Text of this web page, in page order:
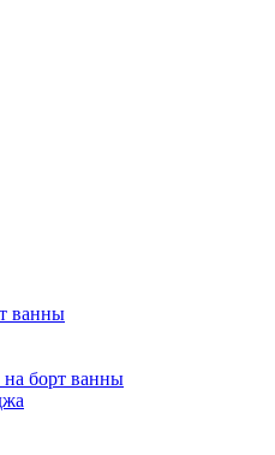
ванны
на борт ванны